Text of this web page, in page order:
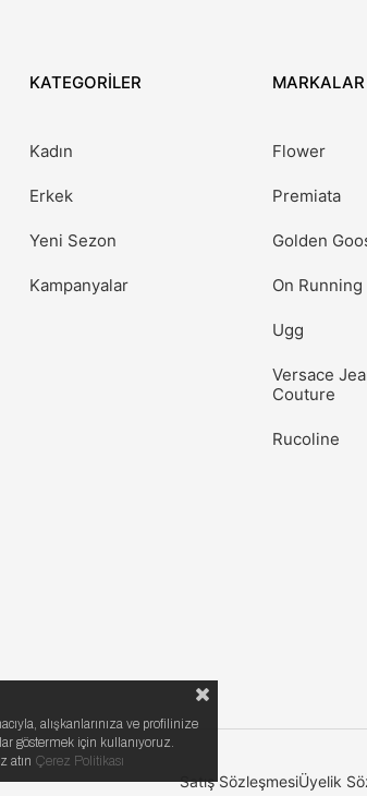
KATEGORİLER
Kadın
Erkek
Yeni Sezon
Kampanyalar
MARKALAR
Flower
Premiata
Golden
On Running
Ugg
Versace
Couture
Rucoline
Satış SözleşmesiÜyelik
alışkanlarınıza ve profilinize
göstermek için kullanıyoruz.
atın Çerez Politikası